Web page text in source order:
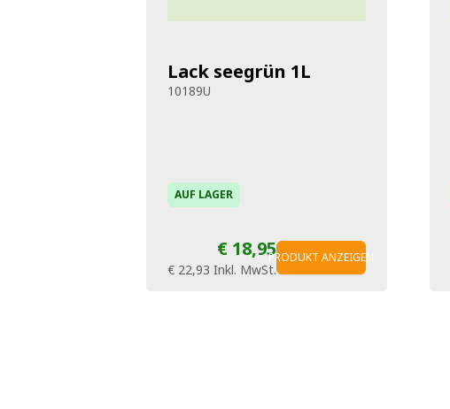
Lack seegrün 1L
10189U
AUF LAGER
€ 18,95
€ 22,93 Inkl. MwSt.
PRODUKT ANZEIGEN